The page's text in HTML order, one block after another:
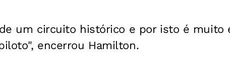
um circuito histórico e por isto é muito
encerrou Hamilton.